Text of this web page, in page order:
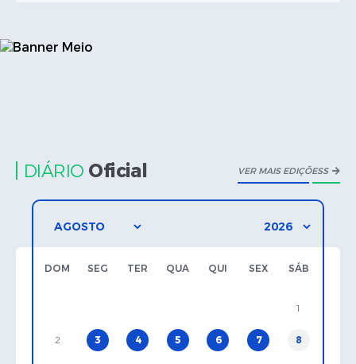
DIÁRIO Oficial VER MAIS EDIÇÕESS
DOM SEG TER QUA QUI SEX SÁB
1
2 3 4 5 6 7 8